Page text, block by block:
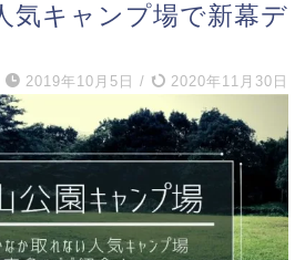
気キャンプ場で新幕デ
2019年10月5日 / 2020年11月30日